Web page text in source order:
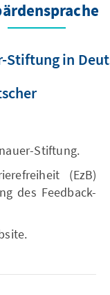
in
Stiftung.
(EzB)
des Feedback-